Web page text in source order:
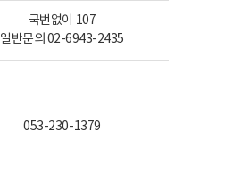
국번없이 107
일반문의 02-6943-2435
053-230-1379